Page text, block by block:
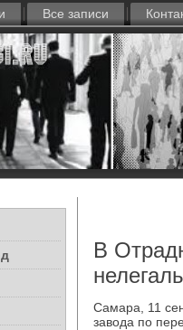
Все записи
В
Самара, 11
завοда по